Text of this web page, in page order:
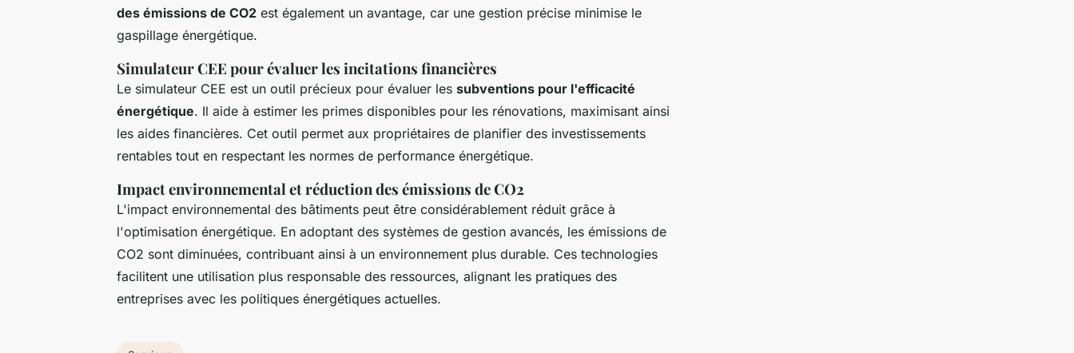
des émissions de CO2 est également un avantage, car une gestion précise minimise le
gaspillage énergétique.
Simulateur CEE pour évaluer les incitations financières
Le simulateur CEE est un outil précieux pour évaluer les subventions pour l'efficacité
énergétique. Il aide à estimer les primes disponibles pour les rénovations, maximisant ainsi
les aides financières. Cet outil permet aux propriétaires de planifier des investissements
rentables tout en respectant les normes de performance énergétique.
Impact environnemental et réduction des émissions de CO2
L'impact environnemental des bâtiments peut être considérablement réduit grâce à
l'optimisation énergétique. En adoptant des systèmes de gestion avancés, les émissions de
CO2 sont diminuées, contribuant ainsi à un environnement plus durable. Ces technologies
facilitent une utilisation plus responsable des ressources, alignant les pratiques des
entreprises avec les politiques énergétiques actuelles.